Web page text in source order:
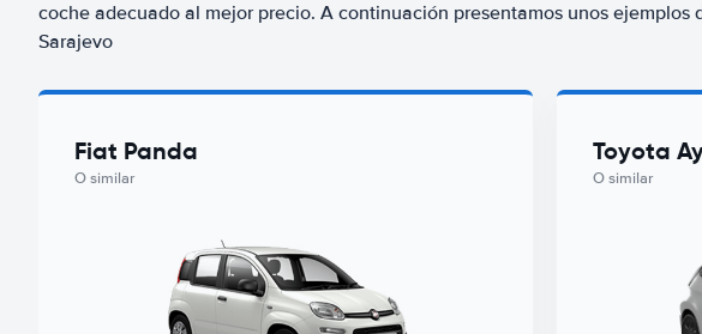
coche adecuado al mejor precio. A continuación presentamos unos ejemplos
Sarajevo
Fiat Panda
O similar
Toyota
O similar